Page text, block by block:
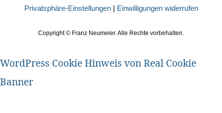
Privatsphäre-Einstellungen| Einwilligungen widerrufen
Copyright © Franz Neumeier. Alle Rechte vorbehalten.
WordPress Cookie Hinweis von Real Cookie
Banner